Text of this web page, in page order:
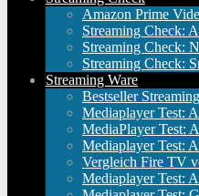
Amazon Prime
Streaming Check:
Streaming Check:
Streaming Check:
Streaming Ware
Bestseller
Mediaplayer Test:
MediaPlayer Test:
Mediaplayer Test:
Vergleich Fire TV
Mediaplayer Test: